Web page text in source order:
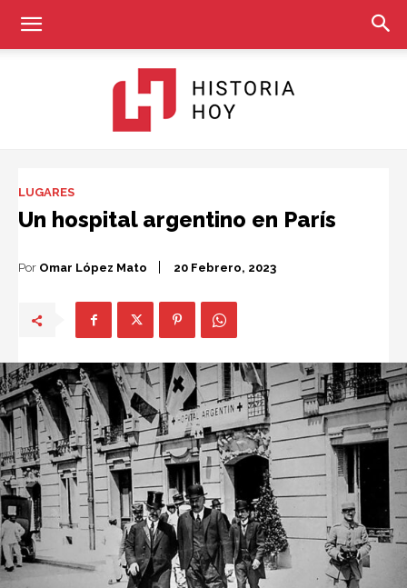
LUGARES
Un hospital argentino en París
Por Omar López Mato 20 Febrero, 2023